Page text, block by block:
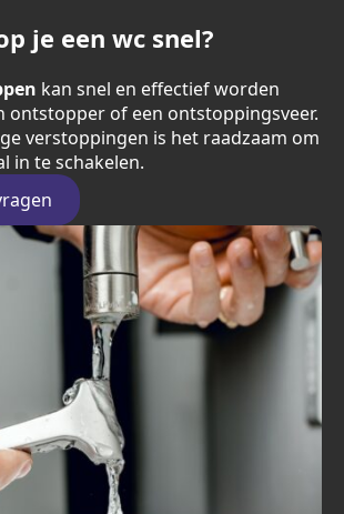
je een wc snel?
kan snel en effectief worden
ontstopper of een ontstoppingsveer.
verstoppingen is het raadzaam om
in te schakelen.